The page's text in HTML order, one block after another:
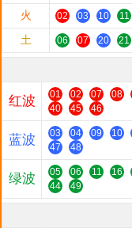
火 02 03 10 11
土 06 07 20 21
红波 01 02 07 08
40
45 46
蓝波 03 04 09 10
47
48
绿波 05 06 11 16
44
49